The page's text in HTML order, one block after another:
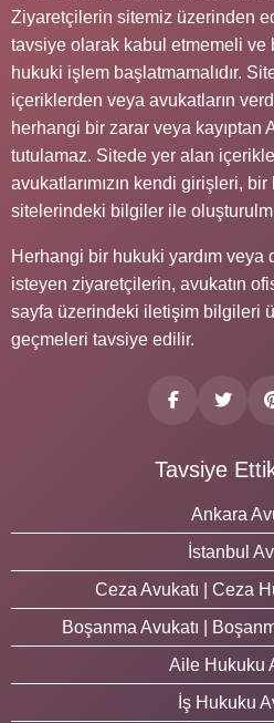
Ziyaretçilerin sitemiz üzerinden
tavsiye olarak kabul etmemeli
hukuki işlem başlatmamalıdır.
içeriklerden veya avukatların
herhangi bir zarar veya kayıptan
tutulamaz. Sitede yer alan
avukatlarımızın kendi girişleri, bir
sitelerindeki bilgiler ile
Herhangi bir hukuki yardım veya
isteyen ziyaretçilerin, avukatın
sayfa üzerindeki iletişim bilgileri
geçmeleri tavsiye edilir.
Tavsiye
Ankara
İstanbul
Ceza Avukatı | Ceza
Boşanma Avukatı |
Aile Hukuku
İş Hukuku